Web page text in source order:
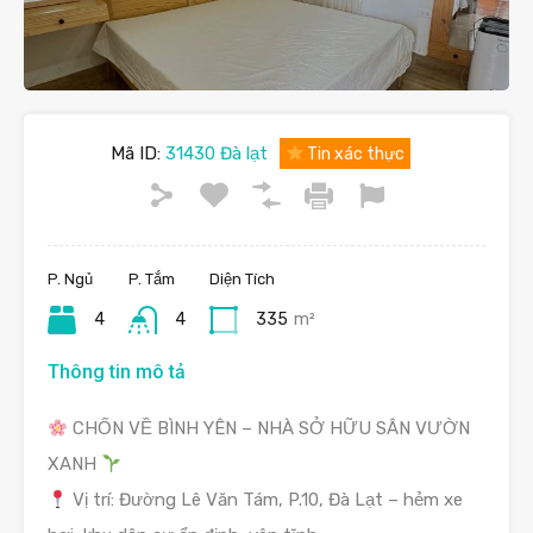
Mã ID:31430 Đà lạt Tin xác thực
P. Ngủ
4
P. Tắm
4
Diện Tích
335 m²
Thông tin mô tả
CHỐN VỀ BÌNH YÊN – NHÀ SỞ HỮU SÂN VƯỜN
XANH
Vị trí: Đường Lê Văn Tám, P.10, Đà Lạt – hẻm xe